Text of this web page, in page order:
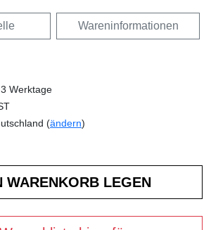
Wareninformationen
Werktage
(ändern)